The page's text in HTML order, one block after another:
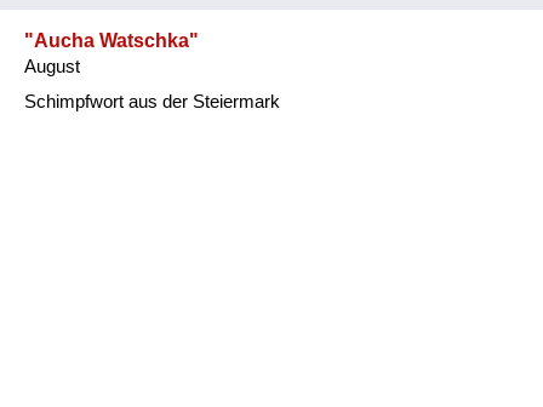
"Aucha Watschka"
August
Schimpfwort aus der Steiermark